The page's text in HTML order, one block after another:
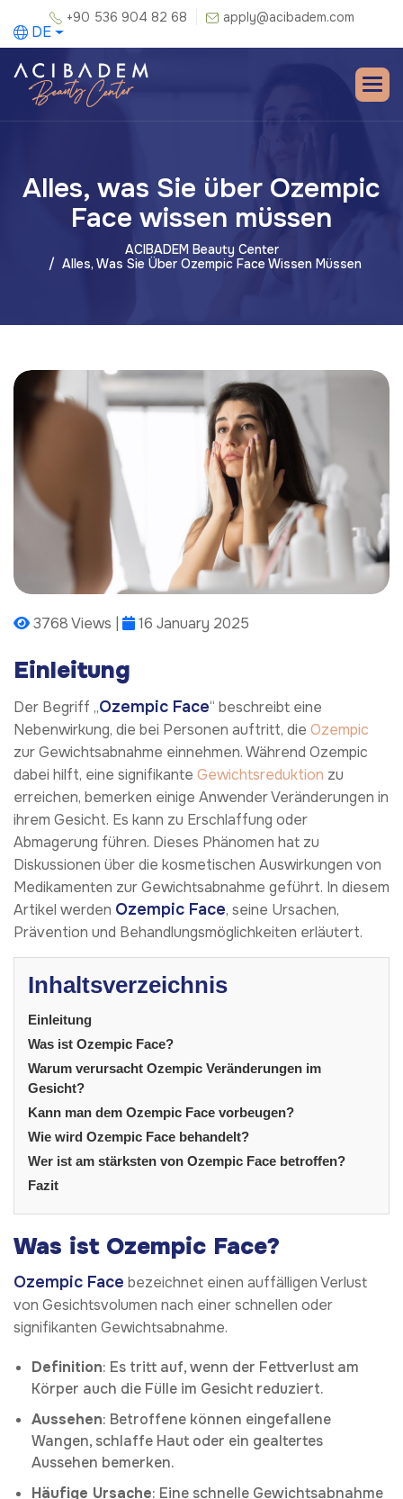
+90 536 904 82 68 apply@acibadem.com
DE
Alles, was Sie über Ozempic
Face wissen müssen
ACIBADEM Beauty Center
Alles, Was Sie Über Ozempic Face Wissen Müssen
3768 Views | 16 January 2025
Einleitung
Der Begriff „Ozempic Face“ beschreibt eine
Nebenwirkung, die bei Personen auftritt, die Ozempic
zur Gewichtsabnahme einnehmen. Während Ozempic
dabei hilft, eine signifikante Gewichtsreduktion zu
erreichen, bemerken einige Anwender Veränderungen in
ihrem Gesicht. Es kann zu Erschlaffung oder
Abmagerung führen. Dieses Phänomen hat zu
Diskussionen über die kosmetischen Auswirkungen von
Medikamenten zur Gewichtsabnahme geführt. In diesem
Artikel werden Ozempic Face, seine Ursachen,
Prävention und Behandlungsmöglichkeiten erläutert.
Inhaltsverzeichnis
Einleitung
Was ist Ozempic Face?
Warum verursacht Ozempic Veränderungen im
Gesicht?
Kann man dem Ozempic Face vorbeugen?
Wie wird Ozempic Face behandelt?
Wer ist am stärksten von Ozempic Face betroffen?
Fazit
Was ist Ozempic Face?
Ozempic Face bezeichnet einen auffälligen Verlust
von Gesichtsvolumen nach einer schnellen oder
signifikanten Gewichtsabnahme.
Definition: Es tritt auf, wenn der Fettverlust am
Körper auch die Fülle im Gesicht reduziert.
Aussehen: Betroffene können eingefallene
Wangen, schlaffe Haut oder ein gealtertes
Aussehen bemerken.
Häufige Ursache: Eine schnelle Gewichtsabnahme